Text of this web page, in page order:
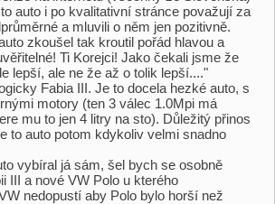
auto i po kvalitativní stránce považují za
a mluvili o něm jen pozitivně.
zkoušel tak kroutil pořád hlavou a
Ti Korejci! Jako čekali jsme že
lepší, ale ne že až o tolik lepší...."
Fabia III. Je to docela hezké auto, s
motory (ten 3 válec 1.0Mpi má
mu to jen 4 litry na sto). Důležitý přinos
to auto potom kdykoliv velmi snadno
vybíral já sám, šel bych se osobně
III a nové VW Polo u kterého
nedopustí aby Polo bylo horší než